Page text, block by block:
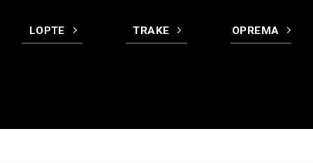
LOPTE TRAKE OPREMA